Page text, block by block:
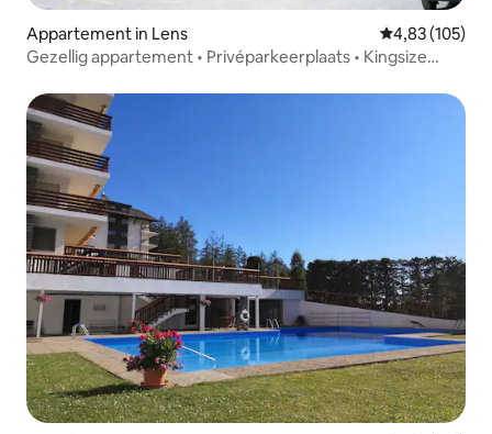
Appartement in Lens Gemiddelde
4,83 (105)
Gezellig appartement • Privéparkeerplaats • Kingsize